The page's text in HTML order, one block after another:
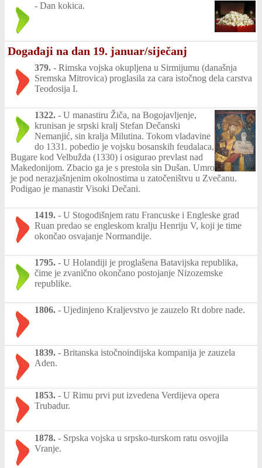
- Dan kokica.
Događaji na dan 19. januar/siječanj
379. - Rimska vojska okupljena u Sirmijumu (današnja
Sremska Mitrovica) proglasila za cara istočnog dela carstva
Teodosija I.
1322. - U manastiru Žiča, na Bogojavljenje,
krunisan je srpski kralj Stefan Dečanski
Nemanjić, sin kralja Milutina. Tokom vladavine
do 1331. pobedio je vojsku bosanskih feudalaca,
Bugare kod Velbužda (1330) i osigurao prevlast nad
Makedonijom. Zbacio ga je s prestola sin Dušan. Umro
je pod nerazjašnjenim okolnostima u zatočeništvu u Zvečanu.
Podigao je manastir Visoki Dečani.
1419. - U Stogodišnjem ratu Francuske i Engleske grad
Ruan predao se engleskom kralju Henriju V, koji je time
okončao osvajanje Normandije.
1795. - U Holandiji je proglašena Batavijska republika,
čime je zvanično okončano postojanje Nizozemske
republike.
1806. - Ujedinjeno Kraljevstvo je zauzelo Rt dobre nade.
1839. - Britanska istočnoindijska kompanija je zauzela
Aden.
1853. - U Rimu prvi put izvedena Verdijeva opera
Trubadur.
1878. - Srpska vojska u srpsko-turskom ratu osvojila
Vranje.